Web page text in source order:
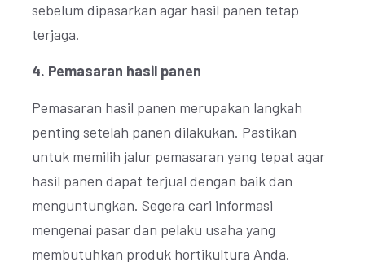
sebelum dipasarkan agar hasil panen tetap
terjaga.
4. Pemasaran hasil panen
Pemasaran hasil panen merupakan langkah
penting setelah panen dilakukan. Pastikan
untuk memilih jalur pemasaran yang tepat agar
hasil panen dapat terjual dengan baik dan
menguntungkan. Segera cari informasi
mengenai pasar dan pelaku usaha yang
membutuhkan produk hortikultura Anda.